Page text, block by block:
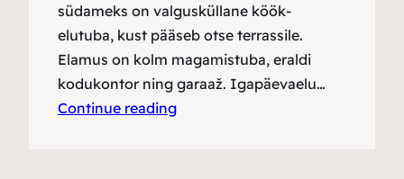
südameks on valgusküllane köök-
elutuba, kust pääseb otse terrassile.
Elamus on kolm magamistuba, eraldi
kodukontor ning garaaž. Igapäevaelu…
Continue reading